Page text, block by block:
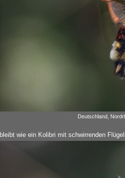
Deutschland,
bleibt wie ein Kolibri mit schwirrenden